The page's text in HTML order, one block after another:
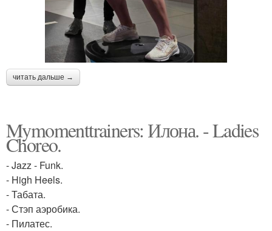
читать дальше →
Mymomenttrainers: Илона. - Ladies
Choreo.
- Jazz - Funk.
- High Heels.
- Табата.
- Стэп аэробика.
- Пилатес.